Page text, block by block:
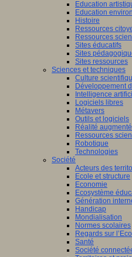
Education
Education
Histoire
Ressources
Ressources
Sites éducatifs
Sites
Sites ressources
Sciences et techniques
Culture
Développement
Intelligence
Logiciels libres
Métavers
Outils et logiciels
Réalité
Ressources
Robotique
Technologies
Société
Acteurs des
Ecole et structure
Economie
Ecosystème
Génération
Handicap
Mondialisation
Normes scolaires
Regards sur
Santé
Société